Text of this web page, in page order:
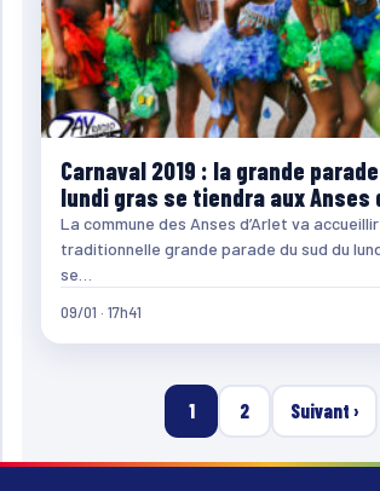
Carnaval 2019 : la grande
lundi gras se tiendra aux Anses
La commune des Anses d’Arlet va
traditionnelle grande parade du sud du
se…
09/01 · 17h41
1 2 Suivant ›